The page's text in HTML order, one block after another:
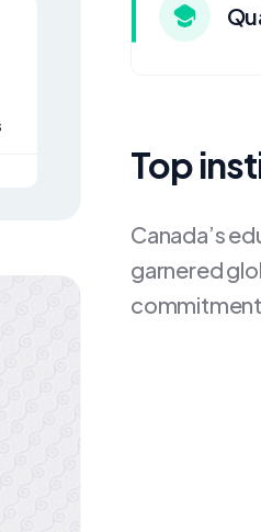
Top
Canada’s
garnered